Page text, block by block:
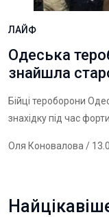
ЛАЙФ
Одеська
знайшла
Бійці тероборони
знахідку під час
Оля Коновалова /